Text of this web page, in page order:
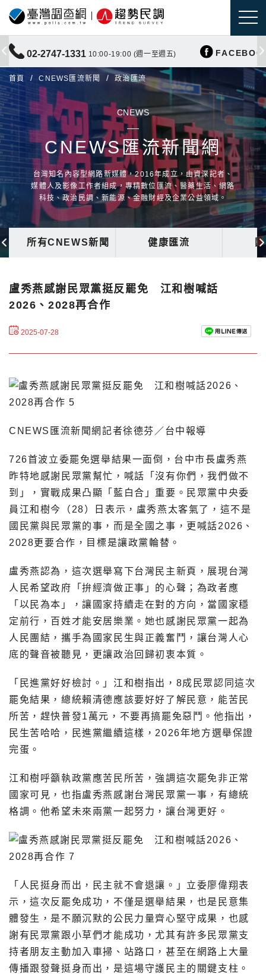
02-2747-1331 10:00-19:00 (週一至週五)
首頁 CNEWS匯流新聞 政治匯流
CNEWS
CNEWS匯流新聞網
台灣知名內容型網路新媒體，2016年成立，由資深記者、
媒體人及影像工作者組成，專精數位匯流、醫藥生活、網路
科技、政治民調、新能源、金融財經及企業公益領域。
所有CNEWS新聞 健康匯流
盧秀燕感謝民眾黨挺反罷免 江和樹喊話
2026、2028再合作
2025-07-28
CNEWS匯流新聞網記者徐德芬／台中報導
726首波立委罷免選舉結果一面倒，台中市長盧秀燕
昨特地感謝民眾黨幫忙，喊話「沒有你們，我們做不
到」，實戰成果凸顯「藍白合」重要。民眾黨中央委
員江和樹今（28）日表示，盧秀燕太客氣了，這不是
國民黨與民眾黨的事，而是全國之事，更喊話2026、
2028更要合作，目標是讓政黨輪替。
盧秀燕認為，這次選舉寫下台灣民主新頁，展現台灣
人民希望政府「拚經濟做正事」的心聲；為政者應
「以民為本」，讓國家持續走在對的方向，當國家穩
定前行，百姓才能安居樂業。她也感謝民眾黨一起為
人民團結，攜手為國家民生與正義奮鬥，讓台灣人心
底的聲音被聽見，更讓政治回歸初衷本質。
「民進黨好好檢討。」江和樹指出，8成民眾認同這次
罷免結果，總統賴清德應該要好好了解民意，能苦民
所苦，趕快普發1萬元，不要再搞罷免惡鬥。他指出，
民生苦哈哈，民進黨繼續這樣，2026年地方選舉保證
完蛋。
江和樹呼籲執政黨應苦民所苦，強調這次罷免非正常
國家可見，也指盧秀燕感謝台灣民眾黨一事，有總統
格調。他希望未來兩黨一起努力，讓台灣更好。
「人民挺身而出，民主就不會退讓。」立委廖偉翔表
示，這次反罷免成功，不僅是選舉結果，也是民意集
體發生，是不願沉默的公民力量齊心堅守成果，也感
謝有民眾黨跟小草們才能成功，尤其有許多民眾黨支
持者朋友主動加入車掃、站路口，甚至在網路上大量
傳播跟發聲挺身而出，是這場守護民主的關鍵支柱。